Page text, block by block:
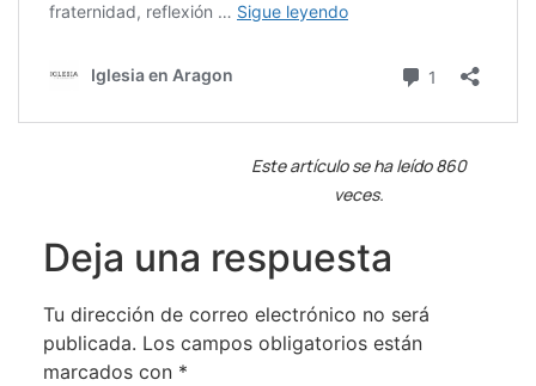
Este artículo se ha leído 860
veces.
Deja una respuesta
Tu dirección de correo electrónico no será
publicada. Los campos obligatorios están
marcados con *